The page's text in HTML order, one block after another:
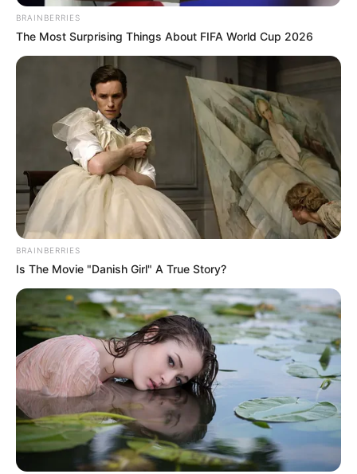
BRAINBERRIES
The Most Surprising Things About FIFA World Cup 2026
BRAINBERRIES
Is The Movie "Danish Girl" A True Story?